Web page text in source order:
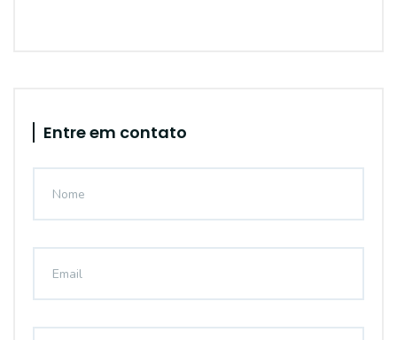
Entre em contato